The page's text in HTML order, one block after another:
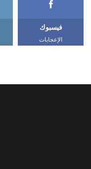
فيسبوك
الإعجابات